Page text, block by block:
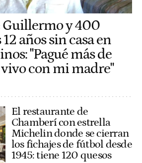
Guillermo y 400
años sin casa en
"Pagué más de
con mi madre"
El restaurante de
Chamberí con estrella
Michelin donde se cierran
los fichajes de fútbol desde
1945: tiene 120 quesos